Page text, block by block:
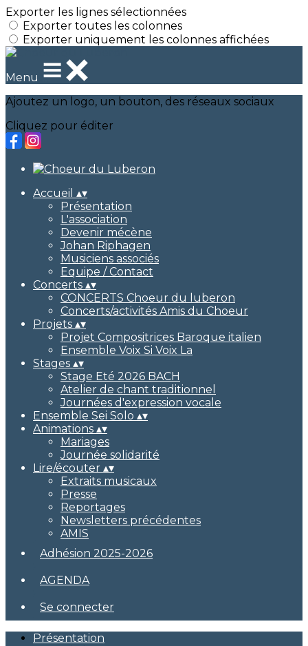
Exporter les lignes sélectionnées
Exporter toutes les colonnes
Exporter uniquement les colonnes affichées
Menu
Ajoutez un logo, un bouton, des réseaux sociaux
Cliquez pour éditer
Accueil ▴▾
Présentation
L'association
Devenir mécène
Johan Riphagen
Musiciens associés
Equipe / Contact
Concerts ▴▾
CONCERTS Choeur du luberon
Concerts/activités Amis du Choeur
Projets ▴▾
Projet Compositrices Baroque italien
Ensemble Voix Si Voix La
Stages ▴▾
Stage Eté 2026 BACH
Atelier de chant traditionnel
Journées d'expression vocale
Ensemble Sei Solo ▴▾
Animations ▴▾
Mariages
Journée solidarité
Lire/écouter ▴▾
Extraits musicaux
Presse
Reportages
Newsletters précédentes
AMIS
Adhésion 2025-2026
AGENDA
Se connecter
Présentation